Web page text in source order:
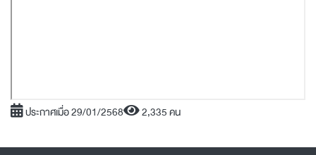
ประกาศเมื่อ 29/01/2568 2,335 คน